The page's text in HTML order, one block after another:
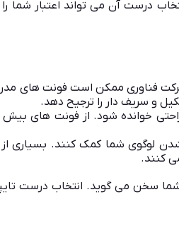
درست آن می تواند اعتبار شما
فناوری ممکن است فونت های
راحتی خوانده شود. از فونت های
لوگوی شما کمک کنند. بسیاری
کنند.
سخن می گوید. انتخاب درست